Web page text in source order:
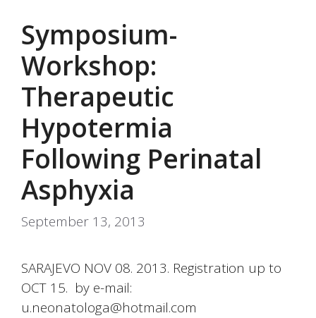
Symposium-
Workshop:
Therapeutic
Hypotermia
Following Perinatal
Asphyxia
September 13, 2013
SARAJEVO NOV 08. 2013. Registration up to
OCT 15. by e-mail:
u.neonatologa@hotmail.com